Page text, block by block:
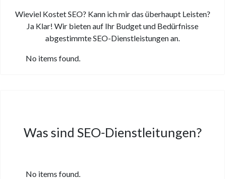
Wieviel Kostet SEO? Kann ich mir das überhaupt Leisten?
Ja Klar! Wir bieten auf Ihr Budget und Bedürfnisse
abgestimmte SEO-Dienstleistungen an.
No items found.
Was sind SEO-Dienstleitungen?
No items found.